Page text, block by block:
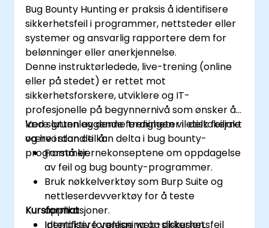
Bug Bounty Hunting er praksis å identifisere
sikkerhetsfeil i programmer, nettsteder eller
systemer og ansvarlig rapportere dem for
belønninger eller anerkjennelse.
Denne instruktørledede, live-trening (online
eller på stedet) er rettet mot
sikkerhetsforskere, utviklere og IT-
profesjonelle på begynnernivå som ønsker å
lære grunnleggende ferdigheter i etisk feiljakt
og hvordan de kan delta i bug bounty-
programmer.
Ved slutten av denne treningen vil deltakerne
være i stand til å:
Forstå kjernekonseptene om oppdagelse
av feil og bug bounty-programmer.
Bruk nøkkelverktøy som Burp Suite og
nettleserdevverktøy for å teste
applikasjoner.
Identifisere vanlige web-sikkerhetsfeil
Kursformat
Interaktiv forelesning og diskusjon.